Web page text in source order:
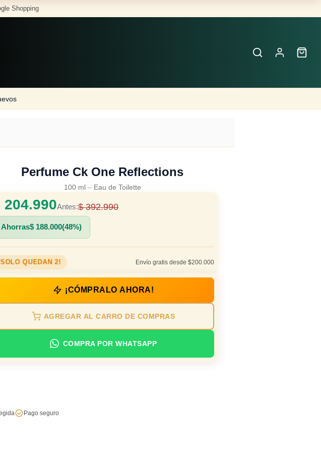
Shopping
Perfume Ck One Reflections
100 ml – Eau de Toilette
204.990Antes:$392.990
Ahorras$ 188.000(48%)
QUEDAN 2! Envío gratis desde $200.000
¡CÓMPRALO AHORA!
AGREGAR AL CARRO DE COMPRAS
COMPRA POR WHATSAPP
Pago seguro